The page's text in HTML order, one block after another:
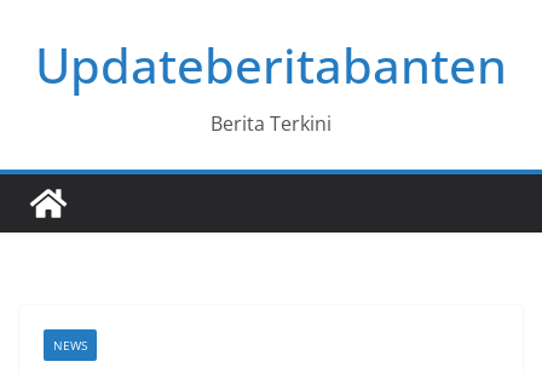
contentUpdateberitabanten
Berita Terkini
NEWS